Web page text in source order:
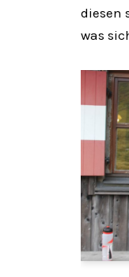
diesen
was